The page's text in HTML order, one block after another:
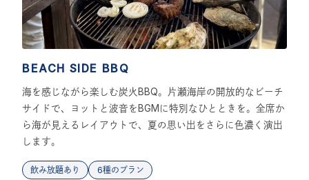
BEACH SIDE BBQ
海を感じながら楽しむ炭火BBQ。片瀬海岸の開放的なビーチ
サイドで、ヨットと波音をBGMに特別なひとときを。全席か
ら海が見えるレイアウトで、夏の思い出をさらに色濃く演出
します。
飲み放題あり 6種のプラン